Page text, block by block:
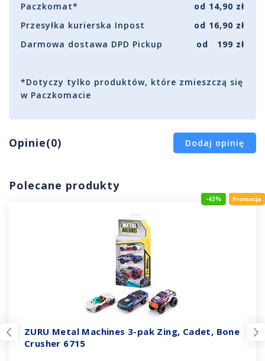
Paczkomat*
od 14,90 zł
Przesyłka kurierska Inpost
od 16,90 zł
Darmowa dostawa DPD Pickup
od 199 zł
*Dotyczy tylko produktów, które zmieszczą się
w Paczkomacie
Opinie(0) Dodaj opinię
Polecane produkty
-43%
ZURU Metal Machines 3-pak Zing, Cadet, Bone
Crusher 6715